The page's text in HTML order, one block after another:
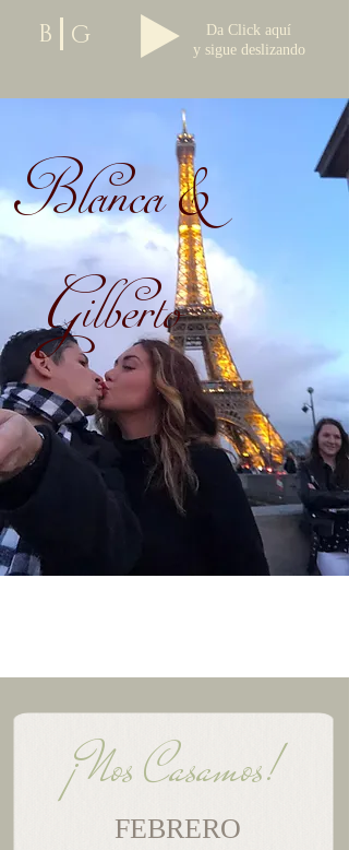
B G
Da Click aquí
y sigue deslizando
Blanca &
Gilberto
¡Nos Casamos!
FEBRERO